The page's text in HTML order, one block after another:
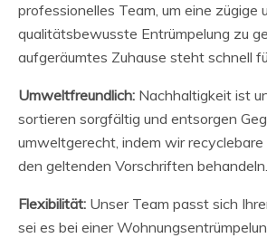
professionelles Team, um eine zügige
qualitätsbewusste Entrümpelung zu
aufgeräumtes Zuhause steht schnell
Umweltfreundlich: Nachhaltigkeit ist
sortieren sorgfältig und entsorgen
umweltgerecht, indem wir
den geltenden Vorschriften behandeln.
Flexibilität: Unser Team passt sich
sei es bei einer